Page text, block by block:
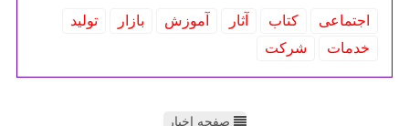
اجتماعی كتاب آثار آموزش بازار
تولید
خدمات
شركت
صفحه اخبار